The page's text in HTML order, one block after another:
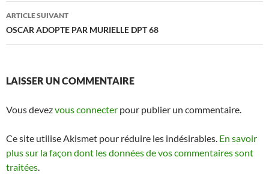
articles
ARTICLE SUIVANT
OSCAR ADOPTE PAR MURIELLE DPT 68
LAISSER UN COMMENTAIRE
Vous devezvous connecter pour publier un commentaire.
Ce site utilise Akismet pour réduire les indésirables. En savoir
plus sur la façon dont les données de vos commentaires sont
traitées.